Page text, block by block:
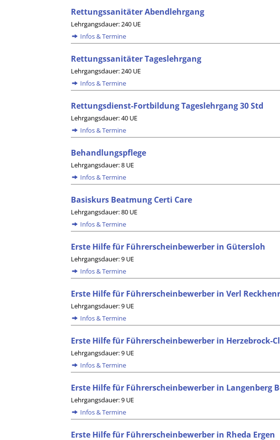
Rettungssanitäter Abendlehrgang
Lehrgangsdauer: 240 UE
Infos & Termine
Rettungssanitäter Tageslehrgang
Lehrgangsdauer: 240 UE
Infos & Termine
Rettungsdienst-Fortbildung Tageslehrgang 30 Std
Lehrgangsdauer: 40 UE
Infos & Termine
Behandlungspflege
Lehrgangsdauer: 8 UE
Infos & Termine
Basiskurs Beatmung Certi Care
Lehrgangsdauer: 80 UE
Infos & Termine
Erste Hilfe für Führerscheinbewerber in Gütersloh
Lehrgangsdauer: 9 UE
Infos & Termine
Erste Hilfe für Führerscheinbewerber in Verl
Lehrgangsdauer: 9 UE
Infos & Termine
Erste Hilfe für Führerscheinbewerber in Herzebrock-
Lehrgangsdauer: 9 UE
Infos & Termine
Erste Hilfe für Führerscheinbewerber in Langenberg
Lehrgangsdauer: 9 UE
Infos & Termine
Erste Hilfe für Führerscheinbewerber in Rheda Ergen